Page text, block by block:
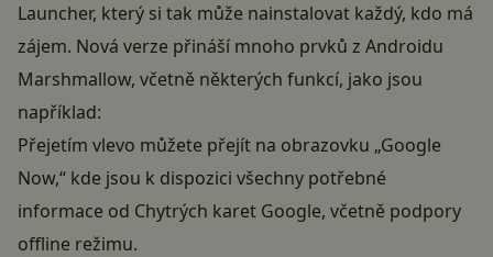
Launcher, který si tak může nainstalovat každý, kdo má
zájem. Nová verze přináší mnoho prvků z Androidu
Marshmallow, včetně některých funkcí, jako jsou
například:
Přejetím vlevo můžete přejít na obrazovku „Google
Now,“ kde jsou k dispozici všechny potřebné
informace od Chytrých karet Google, včetně podpory
offline režimu.